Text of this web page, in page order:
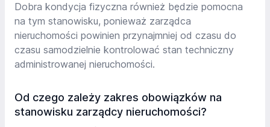
Dobra kondycja fizyczna również będzie pomocna
na tym stanowisku, ponieważ zarządca
nieruchomości powinien przynajmniej od czasu do
czasu samodzielnie kontrolować stan techniczny
administrowanej nieruchomości.
Od czego zależy zakres obowiązków na
stanowisku zarządcy nieruchomości?